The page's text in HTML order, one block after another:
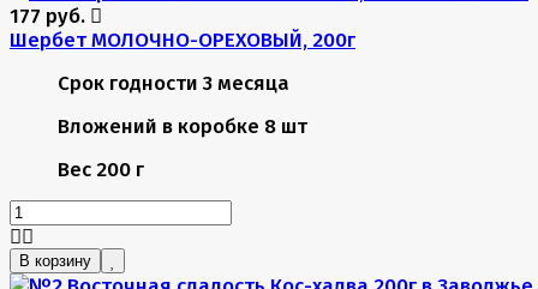
177 руб.
Шербет МОЛОЧНО-ОРЕХОВЫЙ, 200г
Срок годности 3 месяца
Вложений в коробке 8 шт
Вес 200 г
В корзину